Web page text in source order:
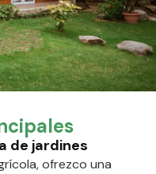
de jardines
ofrezco una